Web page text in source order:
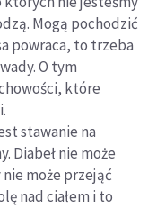
Mogą pochodzić
powraca, to trzeba
O tym
które
stawanie na
Diabeł nie może
nie może przejąć
nad ciałem i to